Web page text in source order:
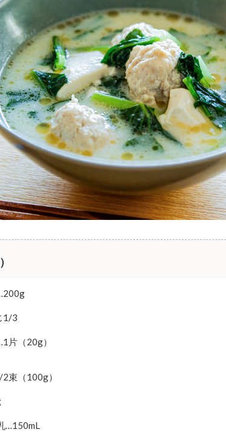
1/3
片（20g）
束（100g）
…150mL